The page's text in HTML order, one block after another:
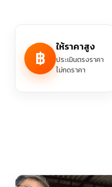
฿ ให้ราคาสูง
ประเมินตรงราคา
ไม่กดราคา